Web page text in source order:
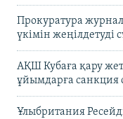
Прокуратура
үкімін жеңілдетуді
АҚШ Кубаға қару
ұйымдарға санкция
Ұлыбритания